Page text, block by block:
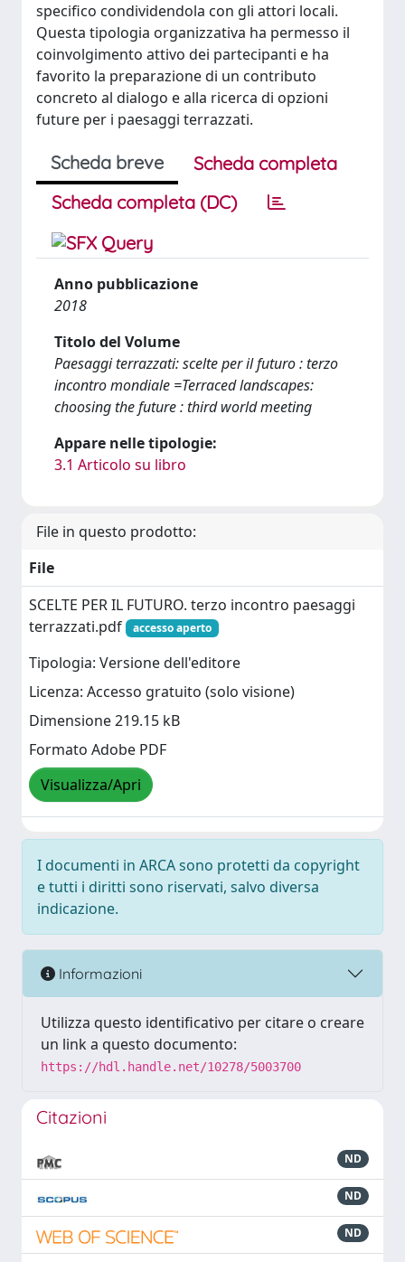
specifico condividendola con gli attori locali.
Questa tipologia organizzativa ha permesso il
coinvolgimento attivo dei partecipanti e ha
favorito la preparazione di un contributo
concreto al dialogo e alla ricerca di opzioni
future per i paesaggi terrazzati.
Scheda breve
Scheda completa
Scheda completa (DC)
Anno pubblicazione
2018
Titolo del Volume
Paesaggi terrazzati: scelte per il futuro : terzo
incontro mondiale =Terraced landscapes:
choosing the future : third world meeting
Appare nelle tipologie:
3.1 Articolo su libro
File in questo prodotto:
File
SCELTE PER IL FUTURO. terzo incontro paesaggi
terrazzati.pdf
accesso aperto
Tipologia: Versione dell'editore
Licenza: Accesso gratuito (solo visione)
Dimensione 219.15 kB
Formato Adobe PDF
Visualizza/Apri
I documenti in ARCA sono protetti da copyright
e tutti i diritti sono riservati, salvo diversa
indicazione.
Informazioni
Utilizza questo identificativo per citare o creare
un link a questo documento:
https://hdl.handle.net/10278/5003700
Citazioni
ND
ND
ND